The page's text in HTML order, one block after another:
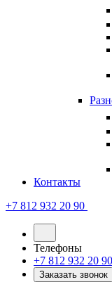
Контакты
+7 812 932 20 90
Телефоны
+7 812 932 20 90
Заказать звонок